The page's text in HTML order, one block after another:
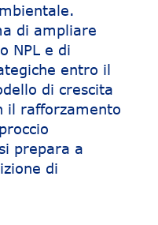
di ampliare
NPL e di
entro il
di crescita
il rafforzamento
prepara a
di